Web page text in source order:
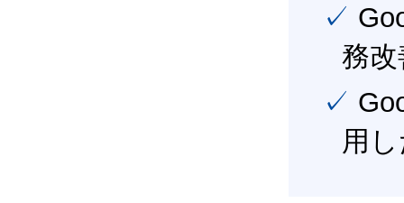
✓ Google Workspace（旧G Suite） を活用し、業
務
✓ Google Workspace（旧G Suite） を最大限に活
用